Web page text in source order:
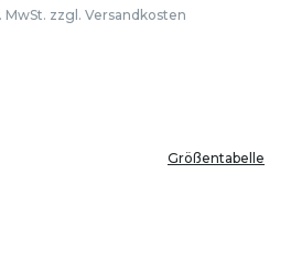
MwSt. zzgl. Versandkosten
Größentabelle